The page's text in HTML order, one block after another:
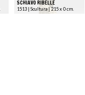
SCHIAVO RIBELLE
1513 | Scultura | 215 x 0 cm.